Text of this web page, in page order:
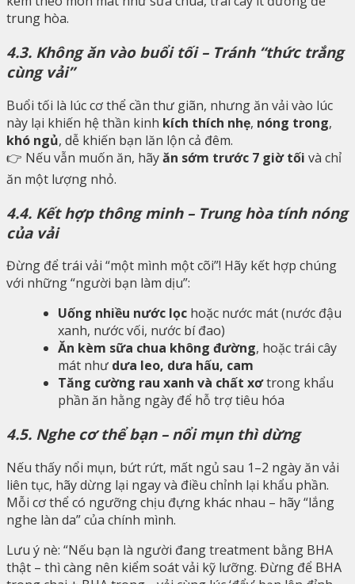
trung hòa.
4.3. Không ăn vào buổi tối – Tránh “thức trắng
cùng vải”
Buổi tối là lúc cơ thể cần thư giãn, nhưng ăn vải vào lúc
này lại khiến hệ thần kinh kích thích nhẹ, nóng trong,
khó ngủ, dễ khiến bạn lăn lộn cả đêm.
👉 Nếu vẫn muốn ăn, hãyăn sớm trước 7 giờ tối và chỉ
ăn một lượng nhỏ.
4.4. Kết hợp thông minh – Trung hòa tính nóng
của vải
Đừng để trái vải “một mình một cõi”! Hãy kết hợp chúng
với những “người bạn làm dịu”:
Uống nhiều nước lọc hoặc nước mát (nước đậu
xanh, nước vối, nước bí đao)
Ăn kèm sữa chua không đường, hoặc trái cây
mát như dưa leo, dưa hấu, cam
Tăng cường rau xanh và chất xơtrong khẩu
phần ăn hằng ngày để hỗ trợ tiêu hóa
4.5. Nghe cơ thể bạn – nổi mụn thì dừng
Nếu thấy nổi mụn, bứt rứt, mất ngủ sau 1–2 ngày ăn vải
liên tục, hãy dừng lại ngay và điều chỉnh lại khẩu phần.
Mỗi cơ thể có ngưỡng chịu đựng khác nhau – hãy “lắng
nghe làn da” của chính mình.
Lưu ý nè: “Nếu bạn là người đang treatment bằng BHA
thật – thì càng nên kiểm soát vải kỹ lưỡng. Đừng để BHA